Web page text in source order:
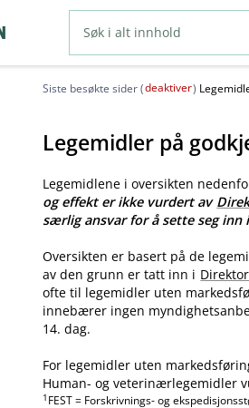
Siste besøkte sider (deaktiver)
Legemidler på
Legemidlene i oversikten
og effekt er ikke vurdert av
særlig ansvar for å sette seg
Oversikten er basert på de
av den grunn er tatt inn i
ofte til legemidler uten
innebærer ingen
14. dag.
For legemidler uten
Human- og veterinærlegemidler
1 FEST = Forskrivnings- og